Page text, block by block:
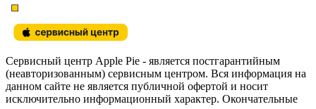
Сервисный центр Apple Pie - является постгарантийным
(неавторизованным) сервисным центром. Вся информация на
данном сайте не является публичной офертой и носит
исключительно информационный характер. Окончательные